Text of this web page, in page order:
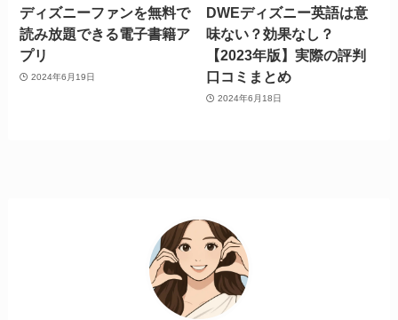
ディズニーファンを無料で
読み放題できる電子書籍ア
プリ
2024年6月19日
DWEディズニー英語は意
味ない？効果なし？
【2023年版】実際の評判
口コミまとめ
2024年6月18日